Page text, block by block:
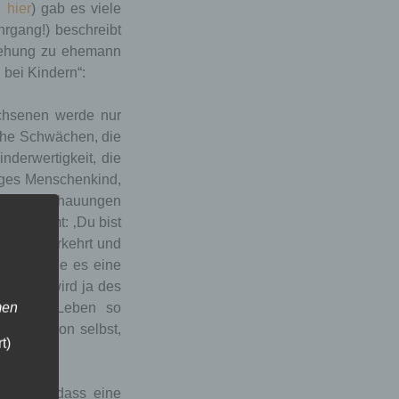
hier) gab es viele
beschreibt
zu ehemann
Kindern“:
werde nur
Schwächen, die
die
Menschenkind,
Anschauungen
‚Du bist
du verkehrt und
wie es eine
wird ja des
Leben so
ganz von selbst,
dass eine